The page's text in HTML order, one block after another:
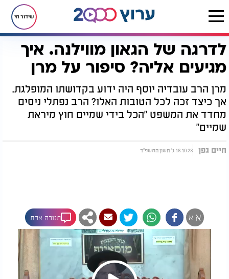
שידור חי
דף הבית הרב עובדיה יוסף לדרגה של הגאון מווילנה. איך מגיעים אליה? סיפור על מרן
לדרגה של הגאון מווילנה. איך
מגיעים אליה? סיפור על מרן
מרן הרב עובדיה יוסף היה ידוע בקדושתו המופלגת.
אך כיצד זכה לכל הטובות האלו? הרב נפתלי ניסים
מחדד את המשפט "הכל בידי שמיים חוץ מיראת
שמיים"
חיים גפן 18.10.23 ג' חשון התשפ"ד
א א תגובה אחת